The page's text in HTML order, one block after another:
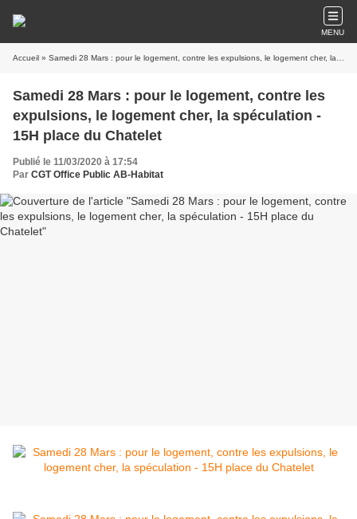
MENU
Accueil » Samedi 28 Mars : pour le logement, contre les expulsions, le logement cher, la spéculation - 15H place du Chatelet
Samedi 28 Mars : pour le logement, contre les
expulsions, le logement cher, la spéculation -
15H place du Chatelet
Publié le 11/03/2020 à 17:54
Par CGT Office Public AB-Habitat